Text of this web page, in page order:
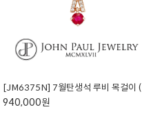
940,000원